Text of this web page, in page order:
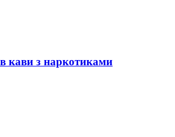
кави з наркотиками